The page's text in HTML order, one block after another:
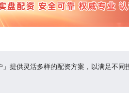
提供灵活多样的配资方案，以满足不